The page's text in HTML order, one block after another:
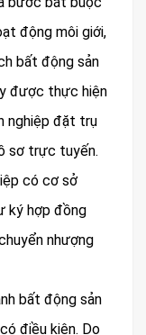
động môi giới,
bất động sản
được thực hiện
nghiệp đặt trụ
sơ trực tuyến.
có cơ sở
ký hợp đồng
nhượng
bất động sản
điều kiện. Do